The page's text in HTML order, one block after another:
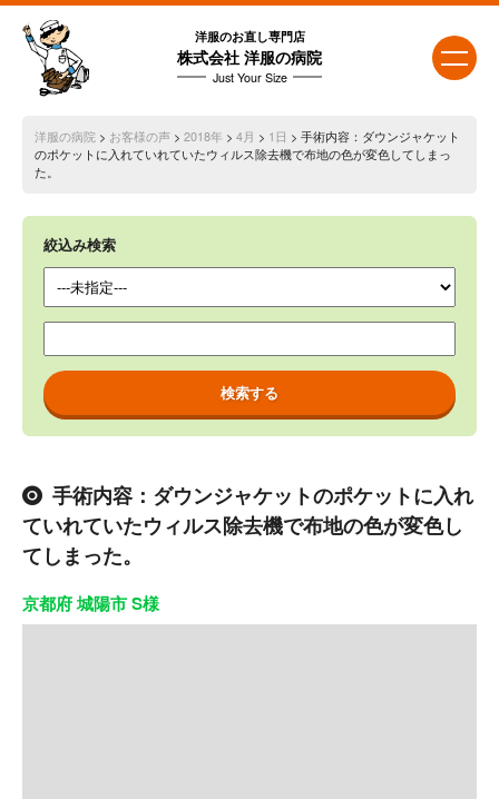
洋服のお直し専門店
株式会社 洋服の病院
Just Your Size
洋服の病院 > お客様の声> 2018年 > 4月 > 1日 > 手術内容：ダウンジャケット
のポケットに入れていれていたウィルス除去機で布地の色が変色してしまっ
た。
絞込み検索
手術内容：ダウンジャケットのポケットに入れ
ていれていたウィルス除去機で布地の色が変色し
てしまった。
京都府 城陽市 S様